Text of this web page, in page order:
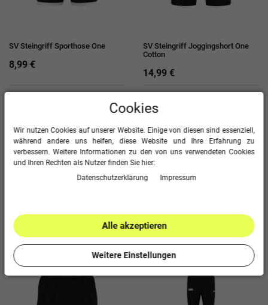
SV Steingriff Sporthose One
8,99 €
SV Steingriff Joggingshort One
Cotton
14,99 €
SV Steingriff Webshort One
11,99 €
SV Steingriff 2-in-1 Short One
26,99 €
Cookies
Wir nutzen Cookies auf unserer Website. Einige von diesen sind essenziell,
während andere uns helfen, diese Website und Ihre Erfahrung zu
verbessern. Weitere Informationen zu den von uns verwendeten Cookies
und Ihren Rechten als Nutzer finden Sie hier:
Daten­schutz­erklärung
Impressum
Alle akzeptieren
Weitere Einstellungen